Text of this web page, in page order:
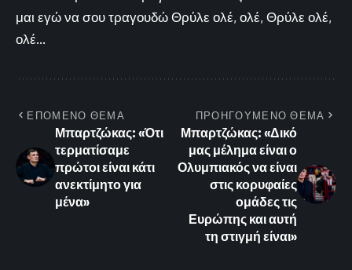
μαι εγώ να σου τραγουδώ Θρύλε ολέ, ολέ, Θρύλε ολέ,
ολέ...
ΕΠΟΜΕΝΟ ΘΕΜΑ
Μπαρτζώκας: «Ότι
τερματίσαμε
πρώτοι είναι κάτι
ανεκτίμητο για
μένα»
ΠΡΟΗΓΟΥΜΕΝΟ ΘΕΜΑ
Μπαρτζώκας: «Δικό
μας μέλημα είναι ο
Ολυμπιακός να είναι
στις κορυφαίες
ομάδες τις
Ευρώπης και αυτή
τη στιγμή είναι»